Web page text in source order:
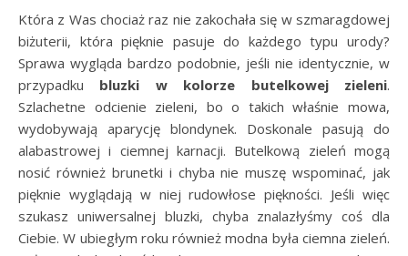
Która z Was chociaż raz nie zakochała się w szmaragdowej
biżuterii, która pięknie pasuje do każdego typu urody?
Sprawa wygląda bardzo podobnie, jeśli nie identycznie, w
przypadku bluzki w kolorze butelkowej zieleni.
Szlachetne odcienie zieleni, bo o takich właśnie mowa,
wydobywają aparycję blondynek. Doskonale pasują do
alabastrowej i ciemnej karnacji. Butelkową zieleń mogą
nosić również brunetki i chyba nie muszę wspominać, jak
pięknie wyglądają w niej rudowłose piękności. Jeśli więc
szukasz uniwersalnej bluzki, chyba znalazłyśmy coś dla
Ciebie. W ubiegłym roku również modna była ciemna zieleń.